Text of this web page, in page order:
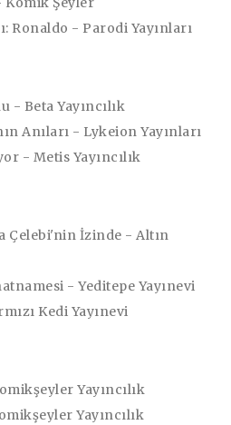
Ronaldo - Parodi Yayınları
- Beta Yayıncılık
Anıları - Lykeion Yayınları
- Metis Yayıncılık
Çelebi'nin İzinde - Altın
- Yeditepe Yayınevi
Kedi Yayınevi
Yayıncılık
Yayıncılık